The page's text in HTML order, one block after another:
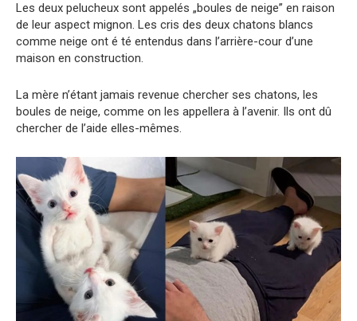
Les deux pelucheux sont appelés „boules de neige” en raison
de leur aspect mignon. Les cris des deux chatons blancs
comme neige ont é té entendus dans l’arrière-cour d’une
maison en construction.
La mère n’étant jamais revenue chercher ses chatons, les
boules de neige, comme on les appellera à l’avenir. Ils ont dû
chercher de l’aide elles-mêmes.